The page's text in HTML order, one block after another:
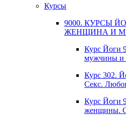
Курсы
9000. КУРСЫ
ЖЕНЩИНА И
Курс Йоги
мужчины и
Курс 302.
Секс.
Курс Йоги
женщины.